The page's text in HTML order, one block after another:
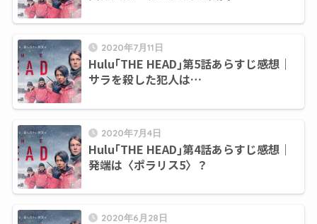
2020年7月11日
Hulu｢THE HEAD｣第5話あらすじ感想｜
サラを殺した犯人は…
2020年7月4日
Hulu｢THE HEAD｣第4話あらすじ感想｜
発端は〈ポラリス5〉？
2020年6月28日